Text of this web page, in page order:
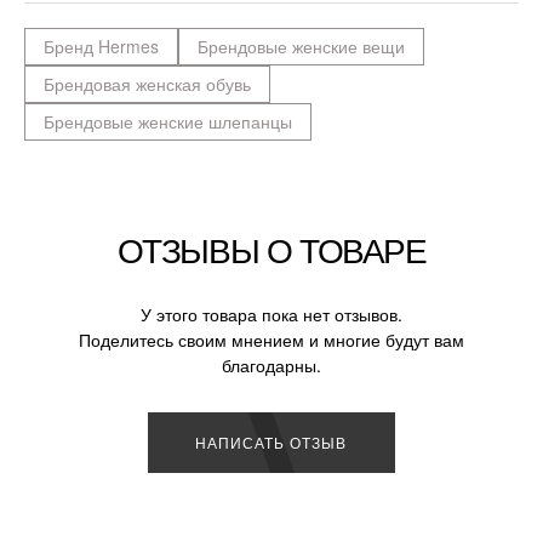
Бренд Hermes
Брендовые женские вещи
Брендовая женская обувь
Брендовые женские шлепанцы
ОТЗЫВЫ О ТОВАРЕ
У этого товара пока нет отзывов.
Поделитесь своим мнением и многие будут вам
благодарны.
НАПИСАТЬ ОТЗЫВ